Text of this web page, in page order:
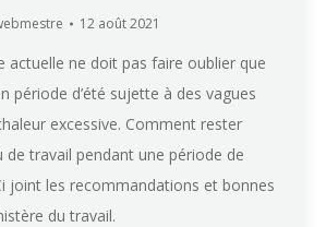
12 août 2021
actuelle ne doit pas faire oublier que
période d’été sujette à des vagues
excessive. Comment rester
de travail pendant une période de
joint les recommandations et bonnes
du travail.